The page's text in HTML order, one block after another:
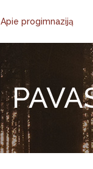
Apie progimnaziją